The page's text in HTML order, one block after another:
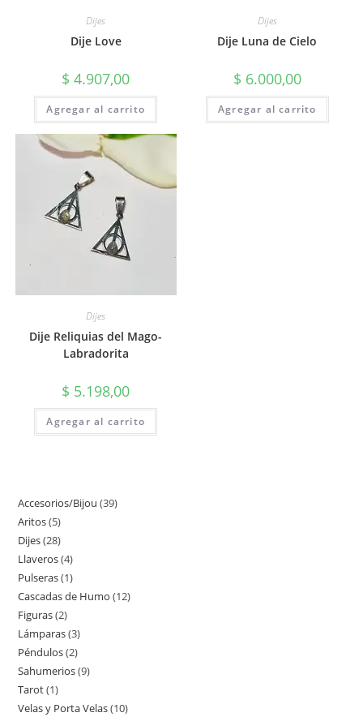
Dijes
Dije Love
$ 4.907,00
Agregar al carrito
Dijes
Dije Luna de Cielo
$ 6.000,00
Agregar al carrito
Dijes
Dije Reliquias del Mago-
Labradorita
$ 5.198,00
Agregar al carrito
Accesorios/Bijou 39
Aritos 5
Dijes 28
Llaveros 4
Pulseras 1
Cascadas de Humo 12
Figuras 2
Lámparas 3
Péndulos 2
Sahumerios 9
Tarot 1
Velas y Porta Velas 10